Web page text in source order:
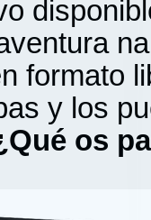
formato
y los
os